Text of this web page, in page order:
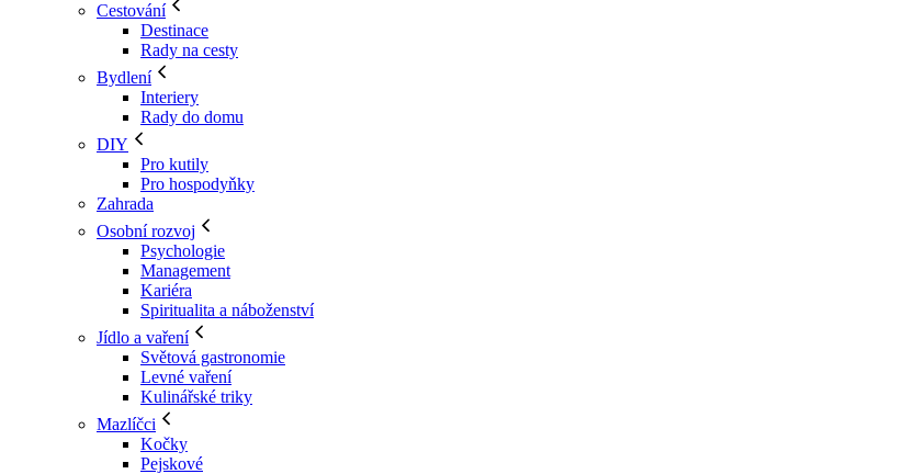
Cestování
Destinace
Rady na cesty
Bydlení
Interiery
Rady do domu
DIY
Pro kutily
Pro hospodyňky
Zahrada
Osobní rozvoj
Psychologie
Management
Kariéra
Spiritualita a náboženství
Jídlo a vaření
Světová gastronomie
Levné vaření
Kulinářské triky
Mazlíčci
Kočky
Pejskové